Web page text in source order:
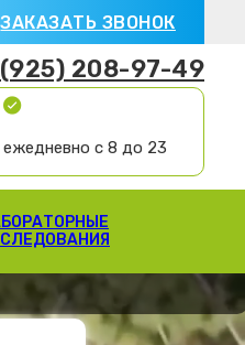
ЗАКАЗАТЬ ЗВОНОК
208-97-49
ежедневно с 8 до 23